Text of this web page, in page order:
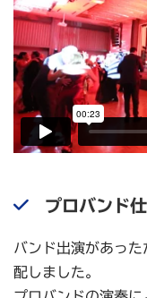
プロバンド
バンド出演があっ
配しました。